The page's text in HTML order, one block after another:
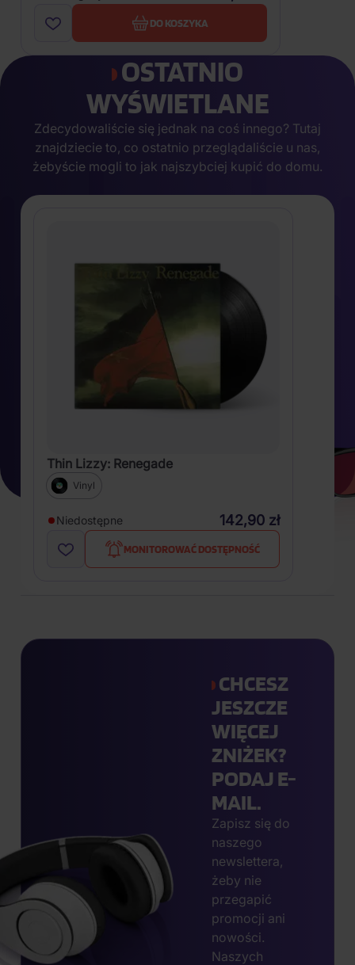
DO KOSZYKA
OSTATNIO
WYŚWIETLANE
Zdecydowaliście się jednak na coś innego? Tutaj
znajdziecie to, co ostatnio przeglądaliście u nas,
żebyście mogli to jak najszybciej kupić do domu.
Thin Lizzy: Renegade
Vinyl
Niedostępne 142,90 zł
MONITOROWAĆ DOSTĘPNOŚĆ
CHCESZ
JESZCZE
WIĘCEJ
ZNIŻEK?
PODAJ E-
MAIL.
Zapisz się do
naszego
newslettera,
żeby nie
przegapić
promocji ani
nowości.
Naszych